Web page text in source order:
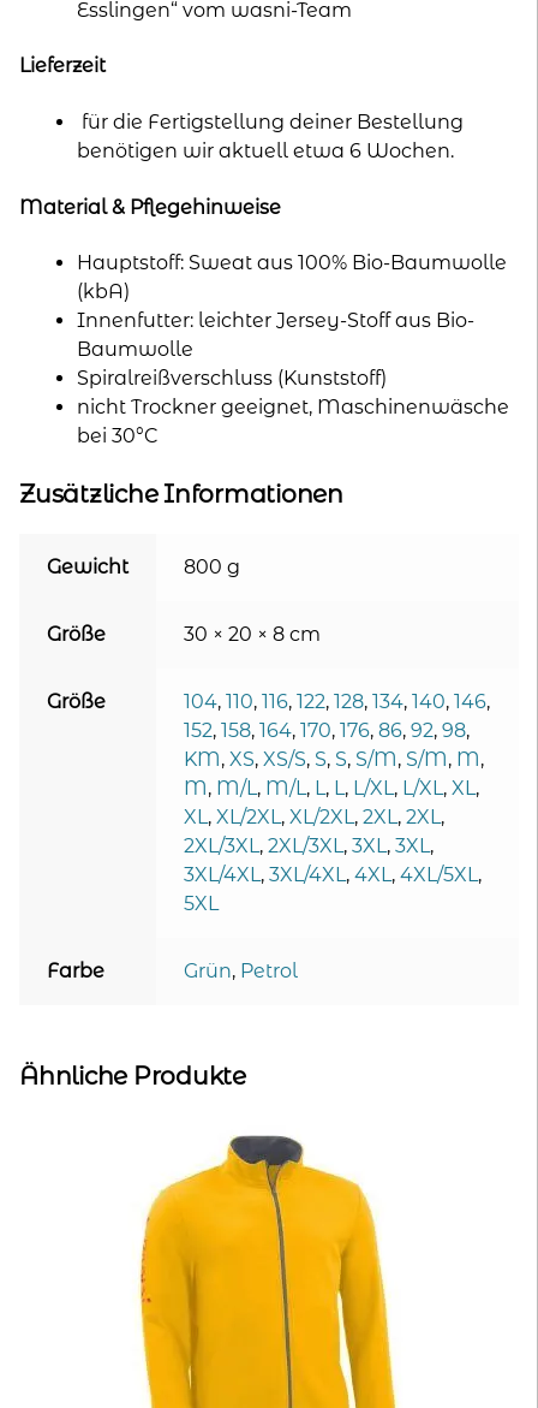
Esslingen“ vom wasni-Team
Lieferzeit
für die Fertigstellung deiner Bestellung
benötigen wir aktuell etwa 6 Wochen.
Material & Pflegehinweise
Hauptstoff: Sweat aus 100% Bio-Baumwolle
(kbA)
Innenfutter: leichter Jersey-Stoff aus Bio-
Baumwolle
Spiralreißverschluss (Kunststoff)
nicht Trockner geeignet, Maschinenwäsche
bei 30°C
Zusätzliche Informationen
Gewicht 800 g
Größe 30 × 20 × 8 cm
Größe 104, 110, 116, 122, 128, 134, 140, 146,
152, 158, 164, 170, 176, 86, 92, 98,
KM, XS, XS/S, S, S, S/M, S/M, M,
M, M/L, M/L, L, L, L/XL, L/XL, XL,
XL, XL/2XL, XL/2XL, 2XL, 2XL,
2XL/3XL, 2XL/3XL, 3XL, 3XL,
3XL/4XL, 3XL/4XL, 4XL, 4XL/5XL,
5XL
Farbe Grün, Petrol
Ähnliche Produkte